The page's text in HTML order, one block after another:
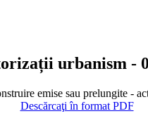
urbanism -
emise sau prelungite -
Descărcaţi în format PDF